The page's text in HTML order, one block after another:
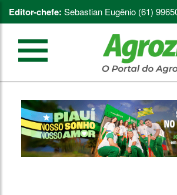
Editor-chefe: Sebastian Eugênio (61)